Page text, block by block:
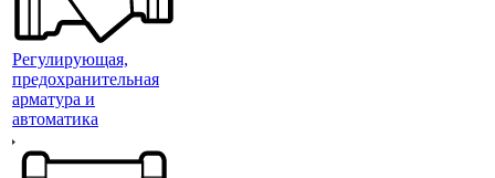
Регулирующая,
предохранительная
арматура и
автоматика